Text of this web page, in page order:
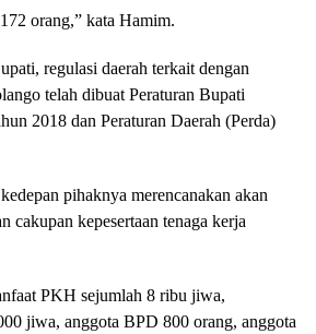
orang,” kata Hamim.
regulasi daerah terkait dengan
telah dibuat Peraturan Bupati
2018 dan Peraturan Daerah (Perda)
pihaknya merencanakan akan
cakupan kepesertaan tenaga kerja
PKH sejumlah 8 ribu jiwa,
jiwa, anggota BPD 800 orang, anggota